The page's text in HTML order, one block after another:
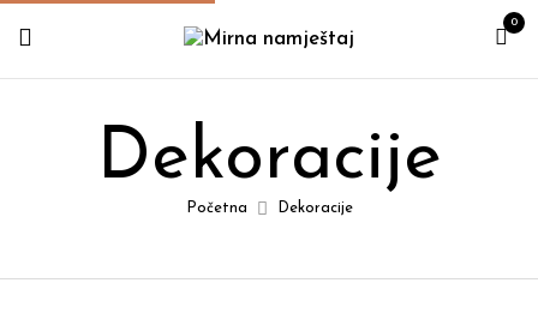
0
Dekoracije
Početna Dekoracije